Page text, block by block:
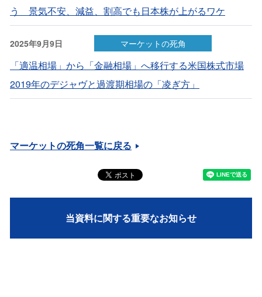
う 景気不安、減益、割高でも日本株が上がるワケ
2025年9月9日 マーケットの死角
「適温相場」から「金融相場」へ移行する米国株式市場
2019年のデジャヴと過渡期相場の「凌ぎ方」
マーケットの死角一覧に戻る
当資料に関する重要なお知らせ